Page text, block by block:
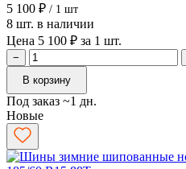
5 100 ₽ / 1 шт
8 шт. в наличии
Цена 5 100 ₽ за 1 шт.
−
В корзину
Под заказ ~1 дн.
Новые